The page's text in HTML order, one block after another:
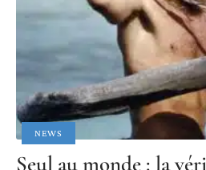
NEWS
Seul au monde : la